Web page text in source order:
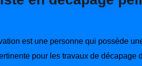
est une personne qui possède
pour les travaux de décapage